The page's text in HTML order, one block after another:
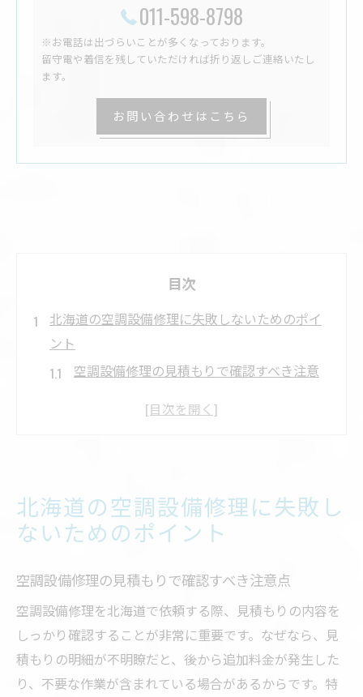
011-598-8798
※お電話は出づらいことが多くなっております。
留守電や着信を残していただければ折り返しご連絡いたし
ます。
お問い合わせはこちら
目次
北海道の空調設備修理に失敗しないためのポイ
ント
空調設備修理の見積もりで確認すべき注意
北海道の気候に適した空調設備修理方法と
空調設備修理でよくあるトラブルと対策ポ
イント
とは
業務用空調設備の修理依頼時に気をつけたい点
業務用空調設備修理の依頼前に確認すべき
内容
空調設備修理会社の対応力と実績を見極め
北海道の空調設備修理に失敗し
ないためのポイント
空調設備修理の見積もりで確認すべき注意点
空調設備修理を北海道で依頼する際、見積もりの内容を
しっかり確認することが非常に重要です。なぜなら、見
積もりの明細が不明瞭だと、後から追加料金が発生した
り、不要な作業が含まれている場合があるからです。特